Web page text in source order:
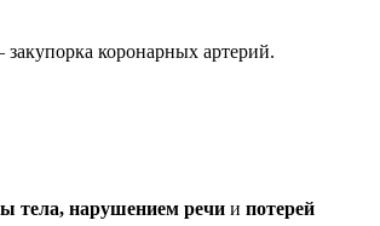
коронарных артерий.
тела, нарушением речи и потерей